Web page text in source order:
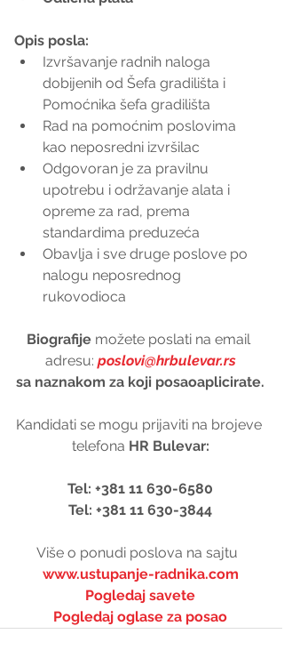
Opis posla:
Izvršavanje radnih naloga
dobijenih od Šefa gradilišta i
Pomoćnika šefa gradilišta
Rad na pomoćnim poslovima
kao neposredni izvršilac
Odgovoran je za pravilnu
upotrebu i održavanje alata i
opreme za rad, prema
standardima preduzeća
Obavlja i sve druge poslove po
nalogu neposrednog
rukovodioca
Biografije možete poslati na email
adresu: poslovi@hrbulevar.rs
sa naznakom za koji posaoaplicirate.
Kandidati se mogu prijaviti na brojeve
telefona HR Bulevar:
Tel: +381 11 630-6580
Tel: +381 11 630-3844
Više o ponudi poslova na sajtu
www.ustupanje-radnika.com
Pogledaj savete
Pogledaj oglase za posao